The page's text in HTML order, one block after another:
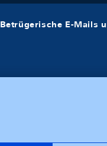
Betrügerische E-Mails